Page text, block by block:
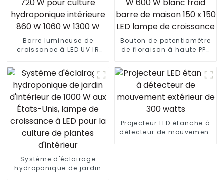
Barre lumineuse de
croissance à LED UV IR
étanche à deux canaux
720 W pour culture
hydroponique intérieure
860 W 1060 W 1300 W
Bouton de potentiomètre
de floraison à haute PPF
W 600 W blanc froid
barre de maison 150 x
150 LED lampe de
croissance
Système d'éclairage
hydroponique de jardin
Projecteur LED étanche à
détecteur de mouvement